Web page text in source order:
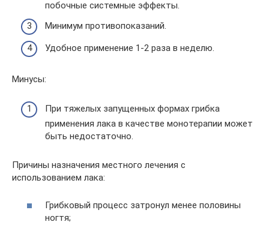
побочные системные эффекты.
Минимум противопоказаний.
Удобное применение 1-2 раза в неделю.
Минусы:
При тяжелых запущенных формах грибка
применения лака в качестве монотерапии может
быть недостаточно.
Причины назначения местного лечения с
использованием лака:
Грибковый процесс затронул менее половины
ногтя;